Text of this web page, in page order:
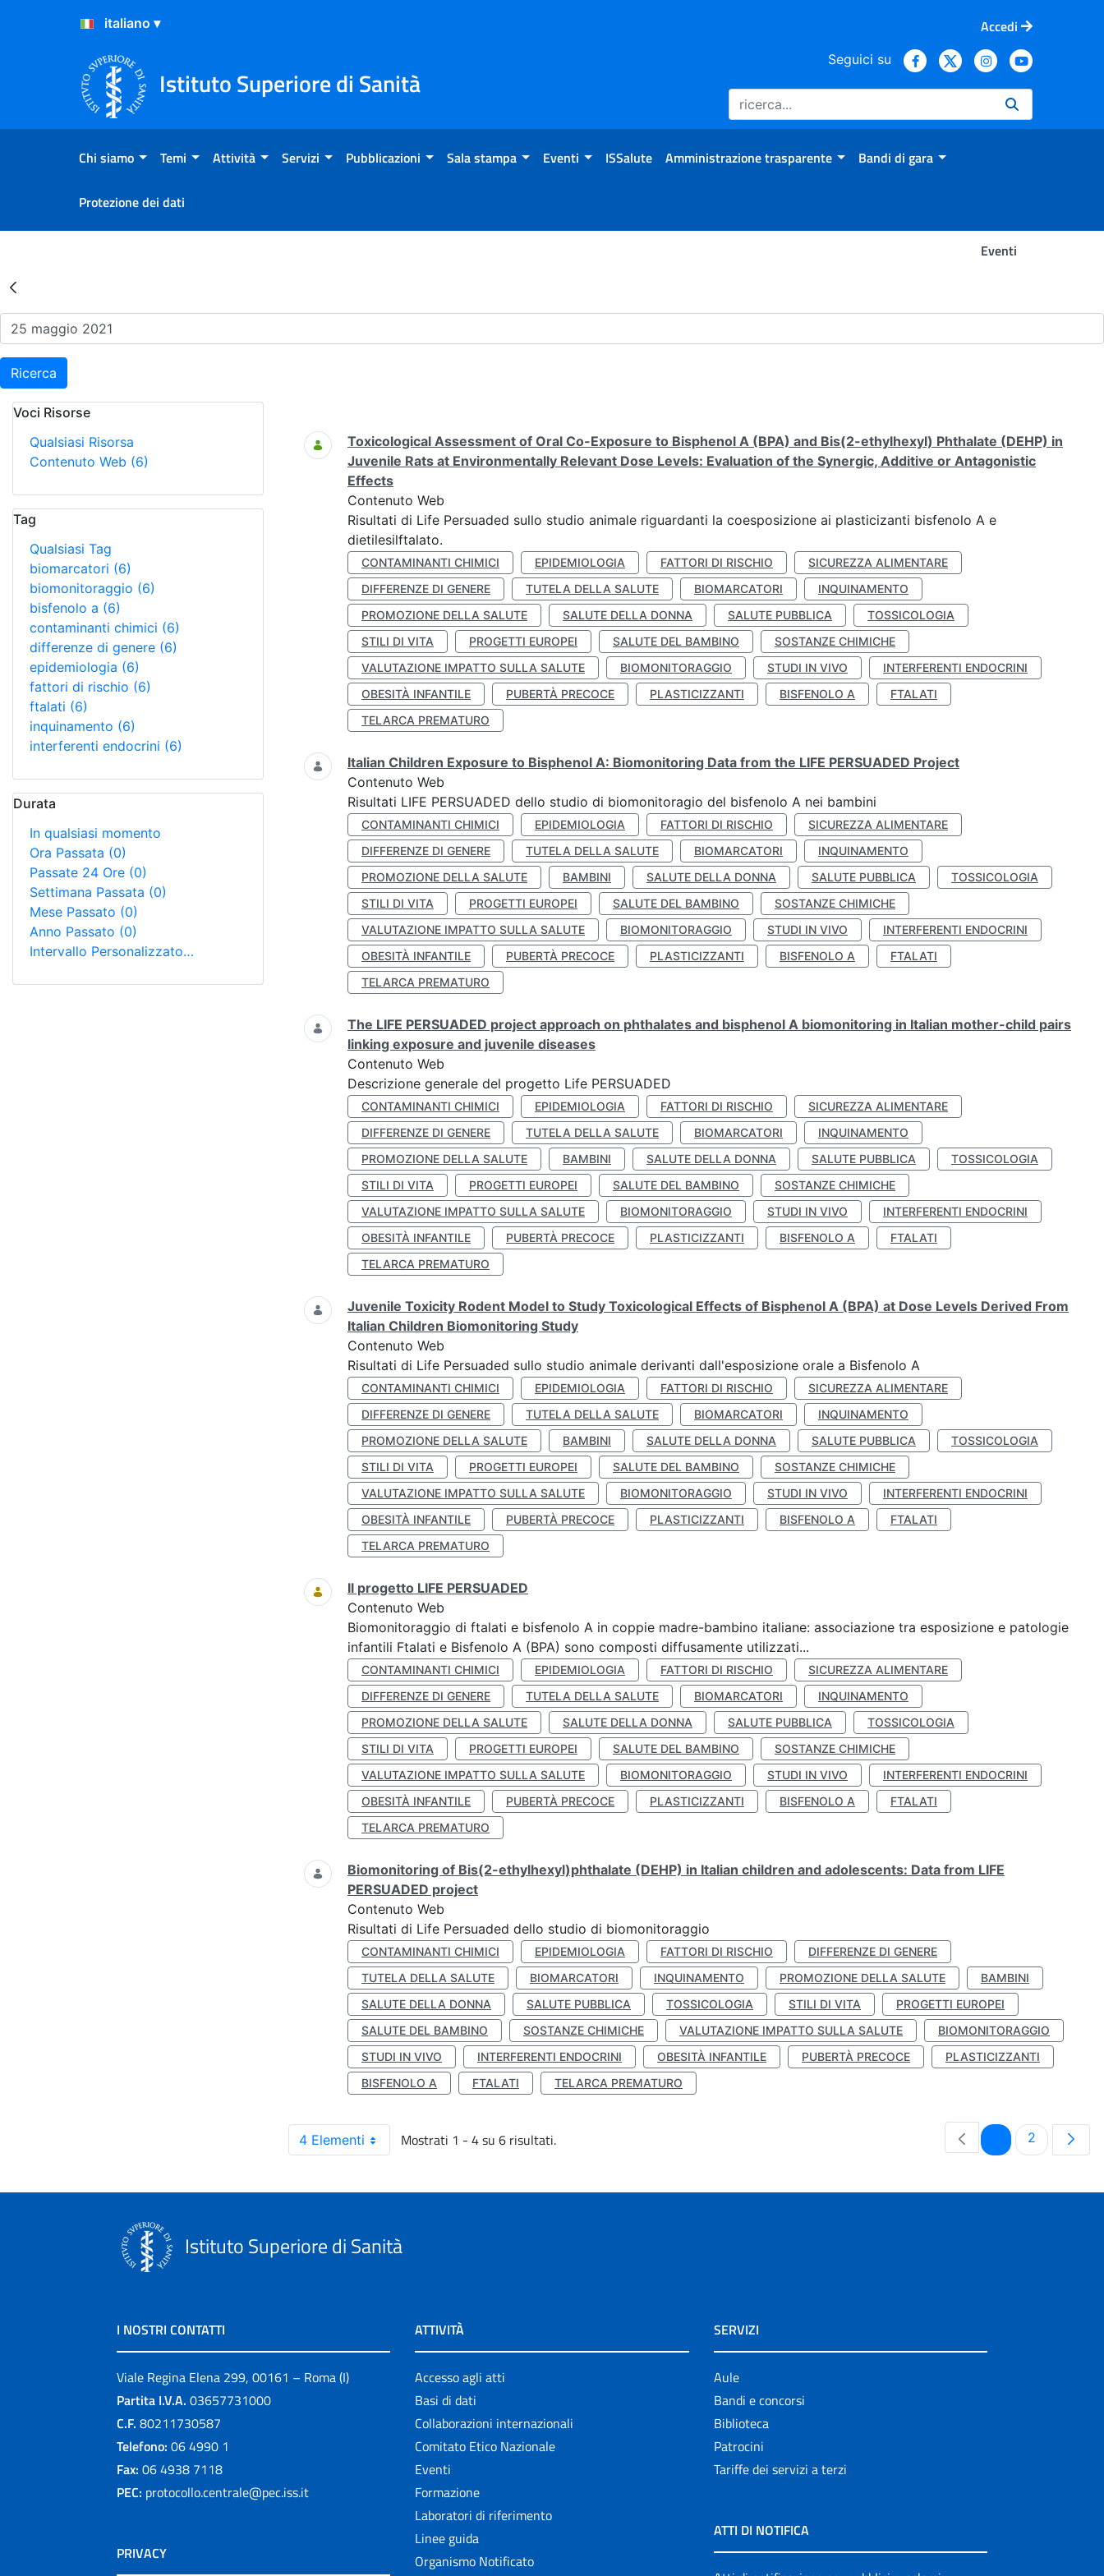
Salta al Contenuto
Salta al Footer
Accedi
Istituto Superiore di Sanità
Seguici su
Chi siamo Temi Attività Servizi Pubblicazioni Sala stampa Eventi ISSalute Amministrazione trasparente Bandi di gara
Protezione dei dati
Eventi
Risultati della Ricerca - Eventi
Ricerca
Voci Risorse
Qualsiasi Risorsa
Contenuto Web (6)
Tag
Qualsiasi Tag
biomarcatori (6)
biomonitoraggio (6)
bisfenolo a (6)
contaminanti chimici (6)
differenze di genere (6)
epidemiologia (6)
fattori di rischio (6)
ftalati (6)
inquinamento (6)
interferenti endocrini (6)
Durata
In qualsiasi momento
Ora Passata (0)
Passate 24 Ore (0)
Settimana Passata (0)
Mese Passato (0)
Anno Passato (0)
Intervallo Personalizzato…
Ricerca
Toxicological Assessment of Oral Co-Exposure to Bisphenol A (BPA) and Bis(2-ethylhexyl) Phthalate (DEHP) in
Juvenile Rats at Environmentally Relevant Dose Levels: Evaluation of the Synergic, Additive or Antagonistic
Effects
Contenuto Web
Risultati di Life Persuaded sullo studio animale riguardanti la coesposizione ai plasticizanti bisfenolo A e
dietilesilftalato.
CONTAMINANTI CHIMICI EPIDEMIOLOGIA FATTORI DI RISCHIO
SICUREZZA ALIMENTARE
DIFFERENZE DI GENERE
TUTELA DELLA SALUTE BIOMARCATORI
INQUINAMENTO
PROMOZIONE DELLA SALUTE
SALUTE DELLA DONNA SALUTE PUBBLICA
TOSSICOLOGIA
STILI DI VITA
PROGETTI EUROPEI SALUTE DEL BAMBINO
SOSTANZE CHIMICHE
VALUTAZIONE IMPATTO SULLA SALUTE
BIOMONITORAGGIO STUDI IN VIVO
INTERFERENTI ENDOCRINI
OBESITÀ INFANTILE
PUBERTÀ PRECOCE PLASTICIZZANTI BISFENOLO A
FTALATI
TELARCA PREMATURO
Italian Children Exposure to Bisphenol A: Biomonitoring Data from the LIFE PERSUADED Project
Contenuto Web
Risultati LIFE PERSUADED dello studio di biomonitoragio del bisfenolo A nei bambini
CONTAMINANTI CHIMICI EPIDEMIOLOGIA FATTORI DI RISCHIO
SICUREZZA ALIMENTARE
DIFFERENZE DI GENERE
TUTELA DELLA SALUTE BIOMARCATORI
INQUINAMENTO
PROMOZIONE DELLA SALUTE
BAMBINI SALUTE DELLA DONNA SALUTE PUBBLICA
TOSSICOLOGIA
STILI DI VITA
PROGETTI EUROPEI SALUTE DEL BAMBINO
SOSTANZE CHIMICHE
VALUTAZIONE IMPATTO SULLA SALUTE
BIOMONITORAGGIO STUDI IN VIVO
INTERFERENTI ENDOCRINI
OBESITÀ INFANTILE
PUBERTÀ PRECOCE PLASTICIZZANTI BISFENOLO A
FTALATI
TELARCA PREMATURO
The LIFE PERSUADED project approach on phthalates and bisphenol A biomonitoring in Italian mother-child pairs
linking exposure and juvenile diseases
Contenuto Web
Descrizione generale del progetto Life PERSUADED
CONTAMINANTI CHIMICI EPIDEMIOLOGIA FATTORI DI RISCHIO
SICUREZZA ALIMENTARE
DIFFERENZE DI GENERE
TUTELA DELLA SALUTE BIOMARCATORI
INQUINAMENTO
PROMOZIONE DELLA SALUTE
BAMBINI SALUTE DELLA DONNA SALUTE PUBBLICA
TOSSICOLOGIA
STILI DI VITA
PROGETTI EUROPEI SALUTE DEL BAMBINO
SOSTANZE CHIMICHE
VALUTAZIONE IMPATTO SULLA SALUTE
BIOMONITORAGGIO STUDI IN VIVO
INTERFERENTI ENDOCRINI
OBESITÀ INFANTILE
PUBERTÀ PRECOCE PLASTICIZZANTI BISFENOLO A
FTALATI
TELARCA PREMATURO
Juvenile Toxicity Rodent Model to Study Toxicological Effects of Bisphenol A (BPA) at Dose Levels Derived From
Italian Children Biomonitoring Study
Contenuto Web
Risultati di Life Persuaded sullo studio animale derivanti dall'esposizione orale a Bisfenolo A
CONTAMINANTI CHIMICI EPIDEMIOLOGIA FATTORI DI RISCHIO
SICUREZZA ALIMENTARE
DIFFERENZE DI GENERE
TUTELA DELLA SALUTE BIOMARCATORI
INQUINAMENTO
PROMOZIONE DELLA SALUTE
BAMBINI SALUTE DELLA DONNA SALUTE PUBBLICA
TOSSICOLOGIA
STILI DI VITA
PROGETTI EUROPEI SALUTE DEL BAMBINO
SOSTANZE CHIMICHE
VALUTAZIONE IMPATTO SULLA SALUTE
BIOMONITORAGGIO STUDI IN VIVO
INTERFERENTI ENDOCRINI
OBESITÀ INFANTILE
PUBERTÀ PRECOCE PLASTICIZZANTI BISFENOLO A
FTALATI
TELARCA PREMATURO
Il progetto LIFE PERSUADED
Contenuto Web
Biomonitoraggio di ftalati e bisfenolo A in coppie madre-bambino italiane: associazione tra esposizione e patologie
infantili Ftalati e Bisfenolo A (BPA) sono composti diffusamente utilizzati...
CONTAMINANTI CHIMICI EPIDEMIOLOGIA FATTORI DI RISCHIO
SICUREZZA ALIMENTARE
DIFFERENZE DI GENERE
TUTELA DELLA SALUTE BIOMARCATORI
INQUINAMENTO
PROMOZIONE DELLA SALUTE
SALUTE DELLA DONNA SALUTE PUBBLICA
TOSSICOLOGIA
STILI DI VITA
PROGETTI EUROPEI SALUTE DEL BAMBINO
SOSTANZE CHIMICHE
VALUTAZIONE IMPATTO SULLA SALUTE
BIOMONITORAGGIO STUDI IN VIVO
INTERFERENTI ENDOCRINI
OBESITÀ INFANTILE
PUBERTÀ PRECOCE PLASTICIZZANTI BISFENOLO A
FTALATI
TELARCA PREMATURO
Biomonitoring of Bis(2-ethylhexyl)phthalate (DEHP) in Italian children and adolescents: Data from LIFE
PERSUADED project
Contenuto Web
Risultati di Life Persuaded dello studio di biomonitoraggio
CONTAMINANTI CHIMICI EPIDEMIOLOGIA FATTORI DI RISCHIO
DIFFERENZE DI GENERE
TUTELA DELLA SALUTE
BIOMARCATORI INQUINAMENTO PROMOZIONE DELLA SALUTE
BAMBINI
SALUTE DELLA DONNA
SALUTE PUBBLICA TOSSICOLOGIA STILI DI VITA
PROGETTI EUROPEI
SALUTE DEL BAMBINO
SOSTANZE CHIMICHE VALUTAZIONE IMPATTO SULLA SALUTE
BIOMONITORAGGIO
STUDI IN VIVO
INTERFERENTI ENDOCRINI OBESITÀ INFANTILE PUBERTÀ PRECOCE
PLASTICIZZANTI
BISFENOLO A
FTALATI TELARCA PREMATURO
4 Elementi Mostrati 1 - 4 su 6 risultati. PaginaPagina
2
Istituto Superiore di Sanità
I NOSTRI CONTATTI
Viale Regina Elena 299, 00161 – Roma (I)
Partita I.V.A. 03657731000
C.F. 80211730587
Telefono: 06 4990 1
Fax: 06 4938 7118
PEC: protocollo.centrale@pec.iss.it
PRIVACY
ATTIVITÀ
Accesso agli atti
Basi di dati
Collaborazioni internazionali
Comitato Etico Nazionale
Eventi
Formazione
Laboratori di riferimento
Linee guida
Organismo Notificato
SERVIZI
Aule
Bandi e concorsi
Biblioteca
Patrocini
Tariffe dei servizi a terzi
ATTI DI NOTIFICA